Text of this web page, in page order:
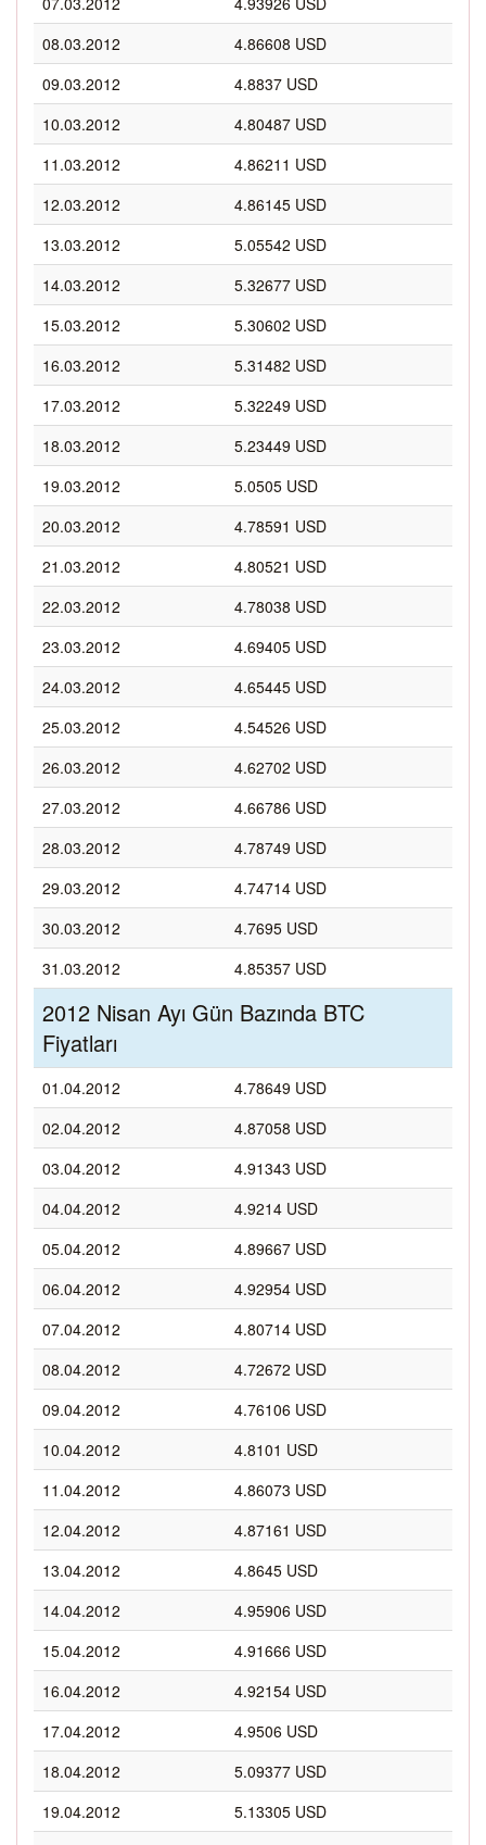
08.03.2012
4.86608 USD
09.03.2012
4.8837 USD
10.03.2012
4.80487 USD
11.03.2012
4.86211 USD
12.03.2012
4.86145 USD
13.03.2012
5.05542 USD
14.03.2012
5.32677 USD
15.03.2012
5.30602 USD
16.03.2012
5.31482 USD
17.03.2012
5.32249 USD
18.03.2012
5.23449 USD
19.03.2012
5.0505 USD
20.03.2012
4.78591 USD
21.03.2012
4.80521 USD
22.03.2012
4.78038 USD
23.03.2012
4.69405 USD
24.03.2012
4.65445 USD
25.03.2012
4.54526 USD
26.03.2012
4.62702 USD
27.03.2012
4.66786 USD
28.03.2012
4.78749 USD
29.03.2012
4.74714 USD
30.03.2012
4.7695 USD
31.03.2012
4.85357 USD
2012 Nisan Ayı Gün Bazında BTC
Fiyatları
01.04.2012
4.78649 USD
02.04.2012
4.87058 USD
03.04.2012
4.91343 USD
04.04.2012
4.9214 USD
05.04.2012
4.89667 USD
06.04.2012
4.92954 USD
07.04.2012
4.80714 USD
08.04.2012
4.72672 USD
09.04.2012
4.76106 USD
10.04.2012
4.8101 USD
11.04.2012
4.86073 USD
12.04.2012
4.87161 USD
13.04.2012
4.8645 USD
14.04.2012
4.95906 USD
15.04.2012
4.91666 USD
16.04.2012
4.92154 USD
17.04.2012
4.9506 USD
18.04.2012
5.09377 USD
19.04.2012
5.13305 USD